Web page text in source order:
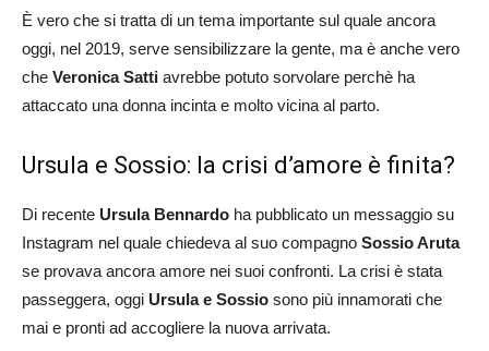
È vero che si tratta di un tema importante sul quale ancora
oggi, nel 2019, serve sensibilizzare la gente, ma è anche vero
che Veronica Satti avrebbe potuto sorvolare perchè ha
attaccato una donna incinta e molto vicina al parto.
Ursula e Sossio: la crisi d’amore è finita?
Di recente Ursula Bennardo ha pubblicato un messaggio su
Instagram nel quale chiedeva al suo compagno Sossio Aruta
se provava ancora amore nei suoi confronti. La crisi è stata
passeggera, oggi Ursula e Sossio sono più innamorati che
mai e pronti ad accogliere la nuova arrivata.